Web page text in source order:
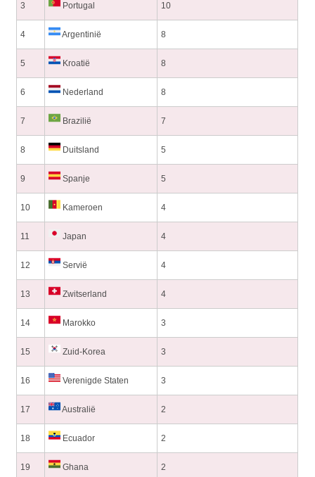
3 Portugal 10
4 Argentinië 8
5 Kroatië 8
6 Nederland 8
7 Brazilië 7
8 Duitsland 5
9 Spanje 5
10 Kameroen 4
11 Japan 4
12 Servië 4
13 Zwitserland 4
14 Marokko 3
15 Zuid-Korea 3
16 Verenigde Staten 3
17 Australië 2
18 Ecuador 2
19 Ghana 2